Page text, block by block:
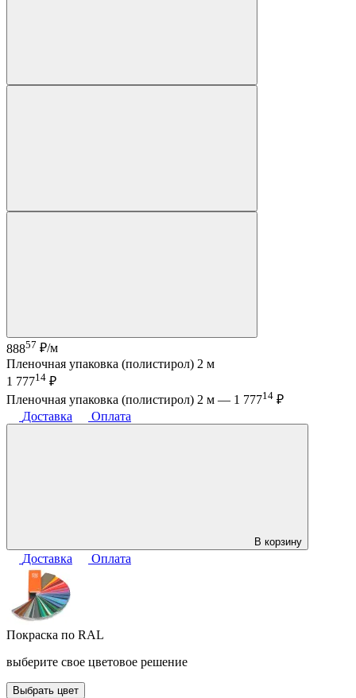
88857 ₽/м
Пленочная упаковка (полистирол) 2 м
1 77714 ₽
Пленочная упаковка (полистирол) 2 м — 1 77714 ₽
Доставка
Оплата
В корзину
Доставка Оплата
Покраска по RAL
выберите свое цветовое решение
Выбрать цвет